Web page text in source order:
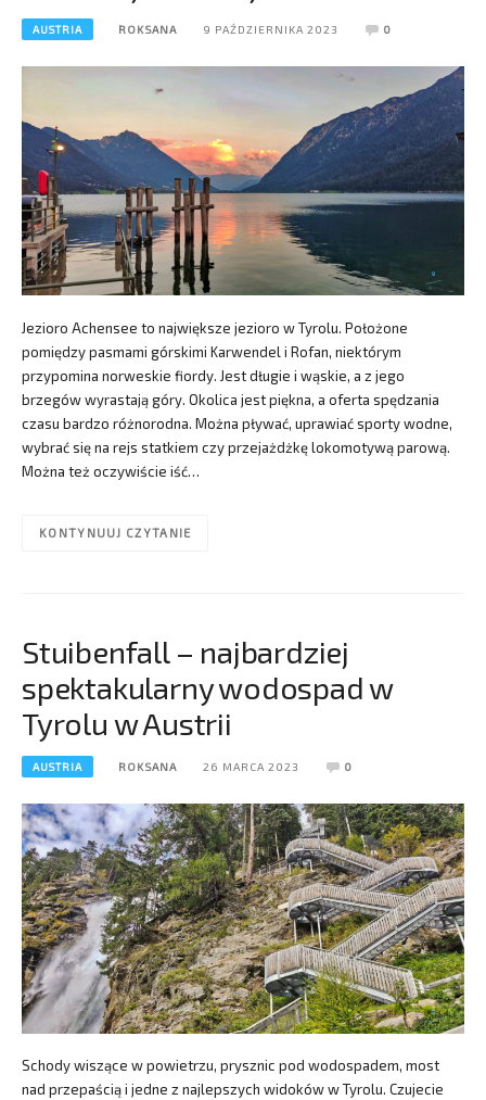
AUSTRIA ROKSANA 9 PAŹDZIERNIKA 2023 0
Jezioro Achensee to największe jezioro w Tyrolu. Położone
pomiędzy pasmami górskimi Karwendel i Rofan, niektórym
przypomina norweskie fiordy. Jest długie i wąskie, a z jego
brzegów wyrastają góry. Okolica jest piękna, a oferta spędzania
czasu bardzo różnorodna. Można pływać, uprawiać sporty wodne,
wybrać się na rejs statkiem czy przejażdżkę lokomotywą parową.
Można też oczywiście iść…
KONTYNUUJ CZYTANIE
Stuibenfall – najbardziej
spektakularny wodospad w
Tyrolu w Austrii
AUSTRIA ROKSANA 26 MARCA 2023 0
Schody wiszące w powietrzu, prysznic pod wodospadem, most
nad przepaścią i jedne z najlepszych widoków w Tyrolu. Czujecie